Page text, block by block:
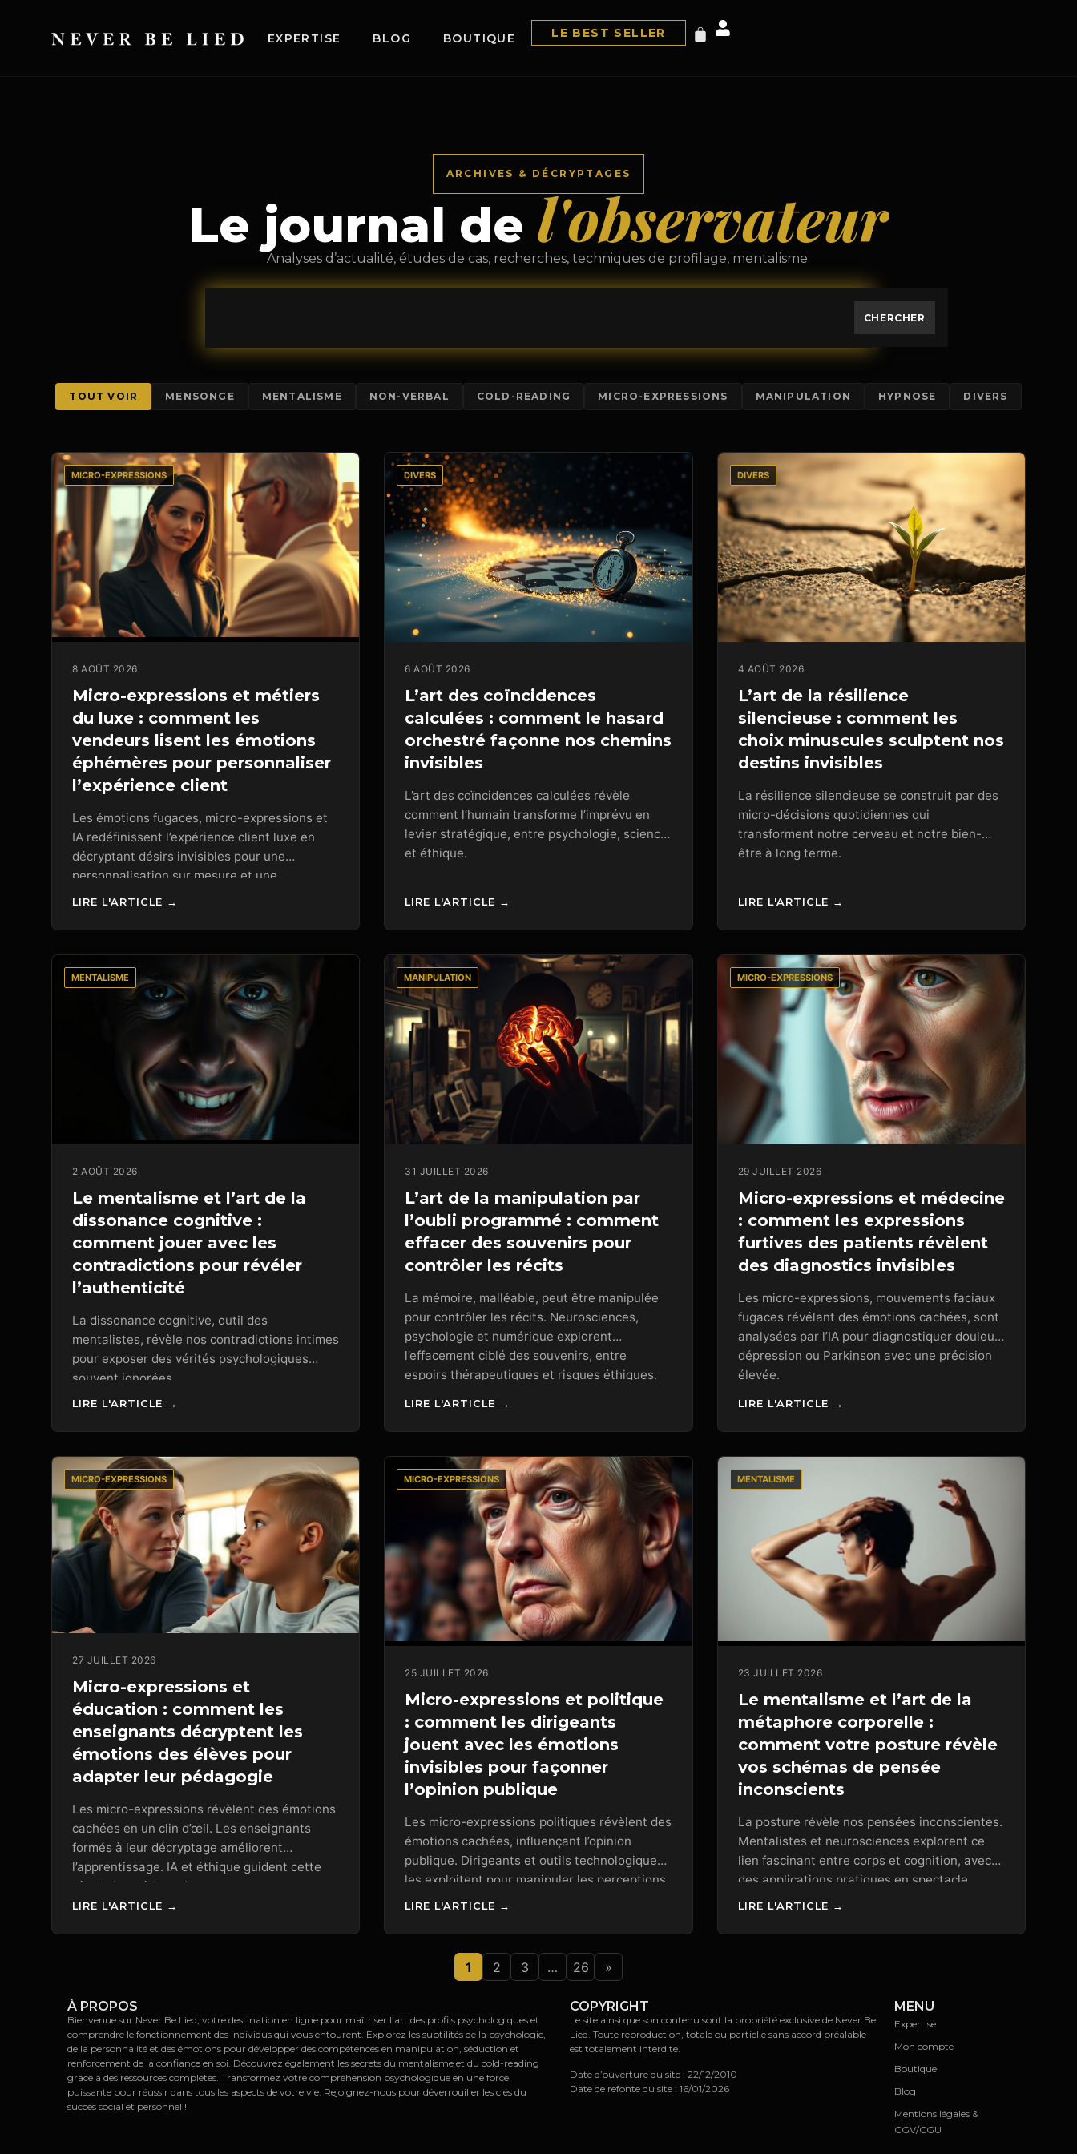
EXPERTISE BLOG BOUTIQUE LE BEST SELLER
ARCHIVES & DÉCRYPTAGES
Le journal de l'observateur
Analyses d’actualité, études de cas, recherches, techniques de profilage, mentalisme.
CHERCHER
TOUT VOIR MENSONGE MENTALISME NON-VERBAL COLD-READING MICRO-EXPRESSIONS MANIPULATION HYPNOSE DIVERS
MICRO-EXPRESSIONS
8 AOÛT 2026
Micro-expressions et métiers
du luxe : comment les
vendeurs lisent les émotions
éphémères pour personnaliser
l’expérience client
Les émotions fugaces, micro-expressions et
IA redéfinissent l’expérience client luxe en
décryptant désirs invisibles pour une
personnalisation sur mesure et une
fidélisation accrue.
LIRE L'ARTICLE →
DIVERS
6 AOÛT 2026
L’art des coïncidences
calculées : comment le hasard
orchestré façonne nos chemins
invisibles
L’art des coïncidences calculées révèle
comment l’humain transforme l’imprévu en
levier stratégique, entre psychologie, science
et éthique.
LIRE L'ARTICLE →
DIVERS
4 AOÛT 2026
L’art de la résilience
silencieuse : comment les
choix minuscules sculptent nos
destins invisibles
La résilience silencieuse se construit par des
micro-décisions quotidiennes qui
transforment notre cerveau et notre bien-
être à long terme.
LIRE L'ARTICLE →
MENTALISME
2 AOÛT 2026
Le mentalisme et l’art de la
dissonance cognitive :
comment jouer avec les
contradictions pour révéler
l’authenticité
La dissonance cognitive, outil des
mentalistes, révèle nos contradictions intimes
pour exposer des vérités psychologiques
souvent ignorées.
LIRE L'ARTICLE →
MANIPULATION
31 JUILLET 2026
L’art de la manipulation par
l’oubli programmé : comment
effacer des souvenirs pour
contrôler les récits
La mémoire, malléable, peut être manipulée
pour contrôler les récits. Neurosciences,
psychologie et numérique explorent
l’effacement ciblé des souvenirs, entre
espoirs thérapeutiques et risques éthiques.
LIRE L'ARTICLE →
MICRO-EXPRESSIONS
29 JUILLET 2026
Micro-expressions et médecine
: comment les expressions
furtives des patients révèlent
des diagnostics invisibles
Les micro-expressions, mouvements faciaux
fugaces révélant des émotions cachées, sont
analysées par l’IA pour diagnostiquer douleur,
dépression ou Parkinson avec une précision
élevée.
LIRE L'ARTICLE →
MICRO-EXPRESSIONS
27 JUILLET 2026
Micro-expressions et
éducation : comment les
enseignants décryptent les
émotions des élèves pour
adapter leur pédagogie
Les micro-expressions révèlent des émotions
cachées en un clin d’œil. Les enseignants
formés à leur décryptage améliorent
l’apprentissage. IA et éthique guident cette
révolution pédagogique.
LIRE L'ARTICLE →
MICRO-EXPRESSIONS
25 JUILLET 2026
Micro-expressions et politique
: comment les dirigeants
jouent avec les émotions
invisibles pour façonner
l’opinion publique
Les micro-expressions politiques révèlent des
émotions cachées, influençant l’opinion
publique. Dirigeants et outils technologiques
les exploitent pour manipuler les perceptions
et renforcer leur message.
LIRE L'ARTICLE →
MENTALISME
23 JUILLET 2026
Le mentalisme et l’art de la
métaphore corporelle :
comment votre posture révèle
vos schémas de pensée
inconscients
La posture révèle nos pensées inconscientes.
Mentalistes et neurosciences explorent ce
lien fascinant entre corps et cognition, avec
des applications pratiques en spectacle,
thérapie et leadership.
LIRE L'ARTICLE →
1 2 3 … 26 »
À PROPOS
Bienvenue sur Never Be Lied, votre destination en ligne pour maîtriser l’art des profils psychologiques et
comprendre le fonctionnement des individus qui vous entourent. Explorez les subtilités de la psychologie,
de la personnalité et des émotions pour développer des compétences en manipulation, séduction et
renforcement de la confiance en soi. Découvrez également les secrets du mentalisme et du cold-reading
grâce à des ressources complètes. Transformez votre compréhension psychologique en une force
puissante pour réussir dans tous les aspects de votre vie. Rejoignez-nous pour déverrouiller les clés du
succès social et personnel !
COPYRIGHT
Le site ainsi que son contenu sont la propriété exclusive de Never Be
Lied. Toute reproduction, totale ou partielle sans accord préalable
est totalement interdite.
Date d’ouverture du site : 22/12/2010
Date de refonte du site : 16/01/2026
MENU
Expertise
Mon compte
Boutique
Blog
Mentions légales &
CGV/CGU